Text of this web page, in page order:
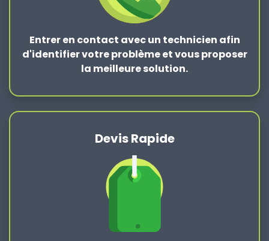
Entrer en contact avec un technicien afin
d'identifier votre problème et vous proposer
la meilleure solution.
Devis Rapide